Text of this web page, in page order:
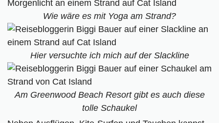
Wie wäre es mit Yoga am Strand?
Hier versuchte ich mich auf der Slackline
Am Greenwood Beach Resort gibt es auch diese
tolle Schaukel